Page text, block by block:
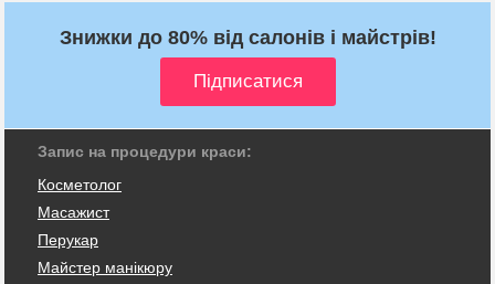
Знижки до 80% від салонів і майстрів!
Запис на процедури краси:
Косметолог
Масажист
Перукар
Майстер манікюру